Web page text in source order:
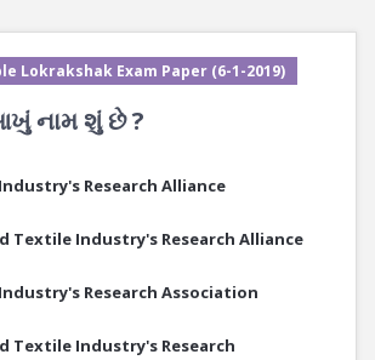
Lokrakshak Exam Paper (6-1-2019)
નામ શું છે ?
Research Alliance
Textile Industry's Research Alliance
Research Association
Textile Industry's Research